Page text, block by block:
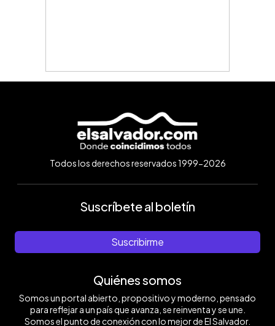
Todos los derechos reservados 1999-2026
Suscríbete al boletín
Suscribirme
Quiénes somos
Somos un portal abierto, propositivo y moderno, pensado
para reflejar a un país que avanza, se reinventa y se une.
Somos el punto de conexión con lo mejor de El Salvador.